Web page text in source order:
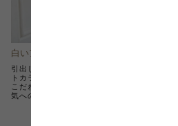
白いアンティーク調の引出し取手
引出しの取手はこだわりのホワイ
トカラーです。 細かいところにも
こだわっており、ガーリーな雰囲
気への妥協はございません♪
引